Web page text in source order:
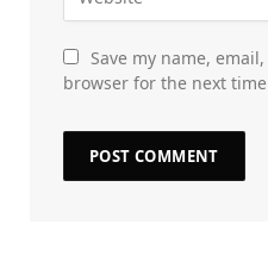
Save my name,
browser for the next